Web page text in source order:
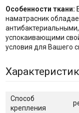
Особенности ткани:
наматрасник
успокаивающими
условия для Вашего
Способ
крепления